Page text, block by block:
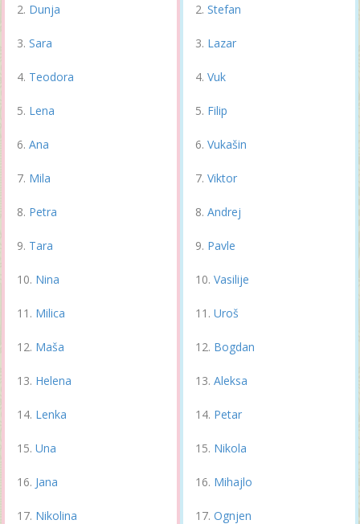
Dunja
Sara
Teodora
Lena
Ana
Mila
Petra
Tara
Nina
Milica
Maša
Helena
Lenka
Una
Jana
Nikolina
Stefan
Lazar
Vuk
Filip
Vukašin
Viktor
Andrej
Pavle
Vasilije
Uroš
Bogdan
Aleksa
Petar
Nikola
Mihajlo
Ognjen